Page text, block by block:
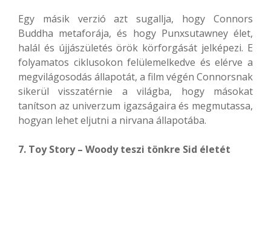
Egy másik verzió azt sugallja, hogy Connors
Buddha metaforája, és hogy Punxsutawney élet,
halál és újjászületés örök körforgását jelképezi. E
folyamatos ciklusokon felülemelkedve és elérve a
megvilágosodás állapotát, a film végén Connorsnak
sikerül visszatérnie a világba, hogy másokat
tanítson az univerzum igazságaira és megmutassa,
hogyan lehet eljutni a nirvana állapotába.
7. Toy Story – Woody teszi tönkre Sid életét